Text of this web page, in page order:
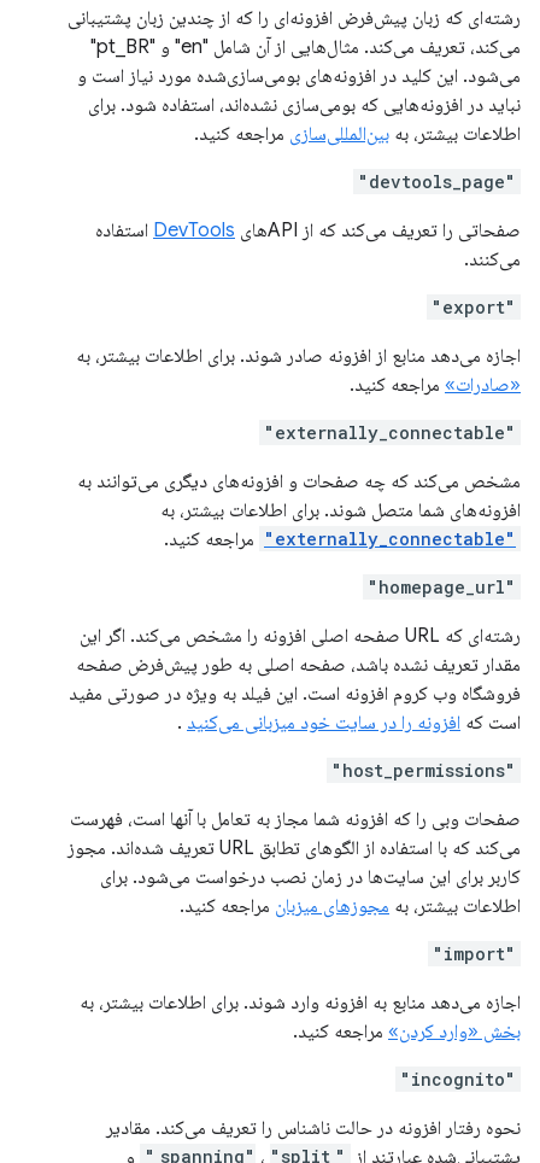
رشته‌ای که زبان پیش‌فرض افزونه‌ای را که از چندین زبان پشتیبانی
می‌کند، تعریف می‌کند. مثال‌هایی از آن شامل "en" و "pt_BR"
می‌شود. این کلید در افزونه‌های بومی‌سازی‌شده مورد نیاز است و
نباید در افزونه‌هایی که بومی‌سازی نشده‌اند، استفاده شود. برای
اطلاعات بیشتر، به بین‌المللی‌سازی مراجعه کنید.
"devtools_page"
صفحاتی را تعریف می‌کند که از APIهای DevTools استفاده
می‌کنند.
"export"
اجازه می‌دهد منابع از افزونه صادر شوند. برای اطلاعات بیشتر، به
«صادرات» مراجعه کنید.
"externally_connectable"
مشخص می‌کند که چه صفحات و افزونه‌های دیگری می‌توانند به
افزونه‌های شما متصل شوند. برای اطلاعات بیشتر، به
"externally_connectable" مراجعه کنید.
"homepage_url"
رشته‌ای که URL صفحه اصلی افزونه را مشخص می‌کند. اگر این
مقدار تعریف نشده باشد، صفحه اصلی به طور پیش‌فرض صفحه
فروشگاه وب کروم افزونه است. این فیلد به ویژه در صورتی مفید
است که افزونه را در سایت خود میزبانی می‌کنید .
"host_permissions"
صفحات وبی را که افزونه شما مجاز به تعامل با آنها است، فهرست
می‌کند که با استفاده از الگوهای تطابق URL تعریف شده‌اند. مجوز
کاربر برای این سایت‌ها در زمان نصب درخواست می‌شود. برای
اطلاعات بیشتر، به مجوزهای میزبان مراجعه کنید.
"import"
اجازه می‌دهد منابع به افزونه وارد شوند. برای اطلاعات بیشتر، به
بخش «وارد کردن» مراجعه کنید.
"incognito"
نحوه رفتار افزونه در حالت ناشناس را تعریف می‌کند. مقادیر
پشتیبانی‌شده عبارتند از
"spanning" ، "split" و